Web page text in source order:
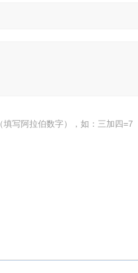
填写阿拉伯数字），如：三加四=7